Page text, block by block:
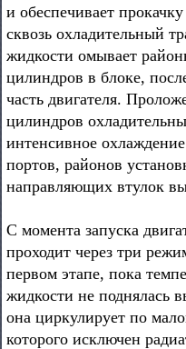
и обеспечивает
сквозь охладительный
жидкости омывает
цилиндров в блоке,
часть двигателя.
цилиндров
интенсивное
портов, районов
направляющих втулок
С момента запуска
проходит через три
первом этапе, пока
жидкости не поднялась
она циркулирует по
которого исключен